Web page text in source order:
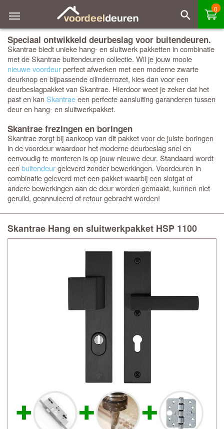
0
Speciaal ontwikkeld deurbeslag voor buitendeuren.
Skantrae biedt unieke hang- en sluitwerk pakketten in combinatie
met de Skantrae buitendeuren collectie. Wil je jouw mooie
nieuwe voordeurperfect afwerken met een moderne zwarte
deurknop en bijpassende cilinderrozet, kies dan voor een
deurbeslagpakket van Skantrae. Hierdoor weet je zeker dat het
past en kanSkantraeeen perfecte aansluiting garanderen tussen
deur en hang- en sluitwerkpakket.
Skantrae frezingen en boringen
Skantrae zorgt bij aankoop van dit pakket voor de juiste boringen
in de voordeur waardoor het moderne deurbeslag snel en
eenvoudig te monteren is op jouw nieuwe deur. Standaard wordt
eenbuitendeurgeleverd zonder bewerkingen. Voordeuren in
combinatie geleverd met een pakket waarbij een slotgat of
andere bewerkingen aan de deur worden gemaakt, kunnen niet
geruild, geannuleerd of retour gebracht worden!
Skantrae Hang en sluitwerkpakket HSP 1100